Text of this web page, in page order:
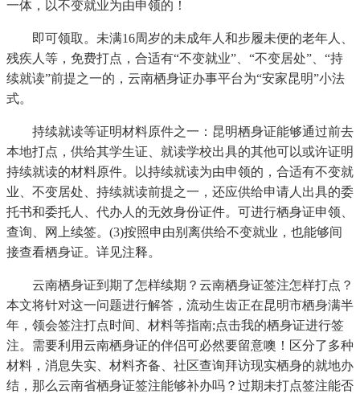
一体，以不变就业为由申领的！
即可领取。未满16周岁的未成年人和步履未便的老年人、
残疾人等，免费打点，合适有“不变就业”、“不变居处”、“持
续就读”前提之一的，云南栖身证办事平台为“安家昆明”小法
式。
持续就读等证明材料原件之一：昆明栖身证能够通过前去
本地打点，供给其学生证、就读学校出具的其他可以或许证明
持续就读的材料原件。以持续就读为由申领的，合适有不变就
业、不变居处、持续就读前提之一，还应供给申请人出具的委
托书和委托人、代办人的无效身份证件。可进行栖身证申领、
查询、网上续签。(3)按照申由别离供给不变就业，也能够间
接查看栖身证。详见注释。
云南栖身证到期了怎样续期？云南栖身证签注怎样打点？
本文将针对这一问题进行解答，流动生齿正在昆明市栖身满半
年，领会签注打点时间、材料等指南;点击我的栖身证进行签
注。需要利用云南栖身证的伴侣可必然要留意噢！区分了多种
材料，消息失实、材料齐备、社区查询拜访现实栖身的就地办
结，那么云南省栖身证签注能够补办吗？过期未打点签注能否